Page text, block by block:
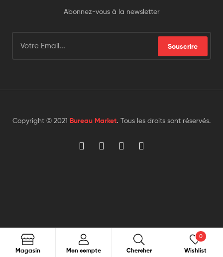
Abonnez-vous à la newsletter
Souscrire
Copyright © 2021 Bureau Market. Tous les droits sont réservés.
Magasin Mon compte Chercher Chercher
Wishlist
0